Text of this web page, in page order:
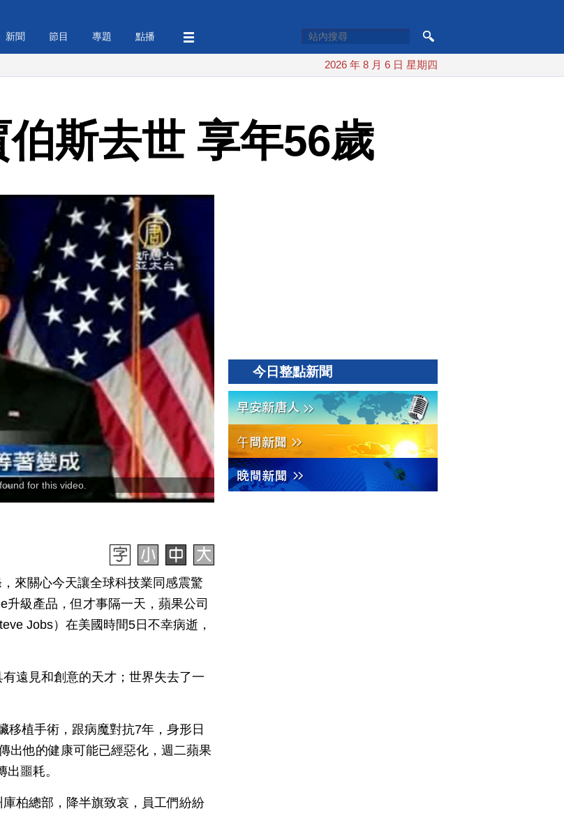
新聞 節目 專題 點播
2026 年 8 月 6 日 星期四
斯去世 享年56歲
for this video.
來關心今天讓全球科技業同感震驚
級產品，但才事隔一天，蘋果公司
Jobs）在美國時間5日不幸病逝，
遠見和創意的天才；世界失去了一
移植手術，跟病魔對抗7年，身形日
出他的健康可能已經惡化，週二蘋果
噩耗。
柏總部，降半旗致哀，員工們紛紛
今日整點新聞